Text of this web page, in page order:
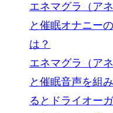
エネマグラ（アネ
と催眠オナニー
は？
エネマグラ（アネ
と催眠音声を組
るとドライオー